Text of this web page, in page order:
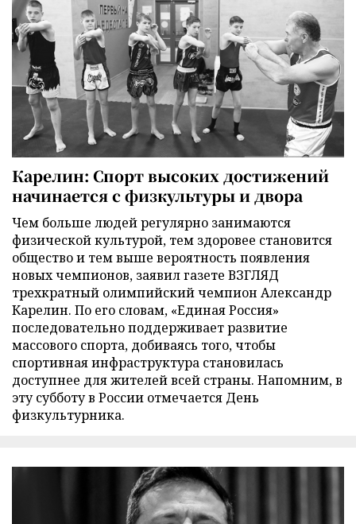
Карелин: Спорт высоких достижений
начинается с физкультуры и двора
Чем больше людей регулярно занимаются
физической культурой, тем здоровее становится
общество и тем выше вероятность появления
новых чемпионов, заявил газете ВЗГЛЯД
трехкратный олимпийский чемпион Александр
Карелин. По его словам, «Единая Россия»
последовательно поддерживает развитие
массового спорта, добиваясь того, чтобы
спортивная инфраструктура становилась
доступнее для жителей всей страны. Напомним, в
эту субботу в России отмечается День
физкультурника.